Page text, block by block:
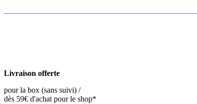
Livraison offerte
pour la box (sans suivi) /
dès 59€ d'achat pour le shop*